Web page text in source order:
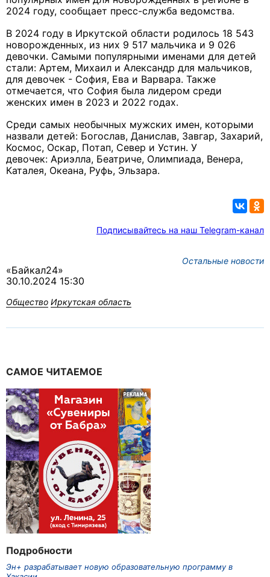
2024 году, сообщает пресс-служба ведомства.
В 2024 году в Иркутской области родилось 18 543
новорожденных, из них 9 517 мальчика и 9 026
девочки. Самыми популярными именами для детей
стали: Артем, Михаил и Александр для мальчиков,
для девочек - София, Ева и Варвара. Также
отмечается, что София была лидером среди
женских имен в 2023 и 2022 годах.
Среди самых необычных мужских имен, которыми
назвали детей: Богослав, Данислав, Завгар, Захарий,
Космос, Оскар, Потап, Север и Устин. У
девочек: Ариэлла, Беатриче, Олимпиада, Венера,
Каталея, Океана, Руфь, Эльзара.
Подписывайтесь на наш Telegram-канал
Остальные новости
«Байкал24»
30.10.2024 15:30
Общество Иркутская область
САМОЕ ЧИТАЕМОЕ
Подробности
Эн+ разрабатывает новую образовательную программу в